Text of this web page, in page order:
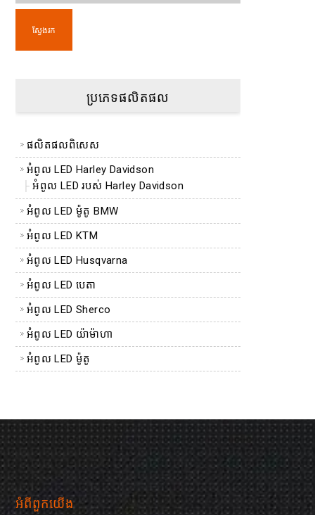
ស្វែងរក
ប្រភេទផលិតផល
ផលិតផលពិសេស
អំពូល LED Harley Davidson
អំពូល LED របស់ Harley Davidson
អំពូល LED ម៉ូតូ BMW
អំពូល LED KTM
អំពូល LED Husqvarna
អំពូល LED បេតា
អំពូល LED Sherco
អំពូល LED យ៉ាម៉ាហា
អំពូល LED ម៉ូតូ
អំពីពួកយើង